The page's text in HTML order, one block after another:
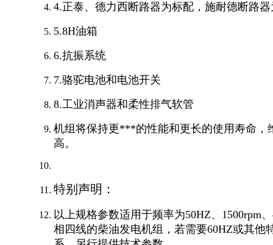
4.正泰、德力西断路器为标配，施耐德断路
5.8H油箱
6.抗振系统
7.骆驼电池和电池开关
8.工业消声器和柔性排气软管
机组将保持更***的性能和更长的使用寿命，
高。
特别声明：
以上规格参数适用于频率为50HZ、1500rpm
相四线的柴油发电机组，若需要60HZ或其他